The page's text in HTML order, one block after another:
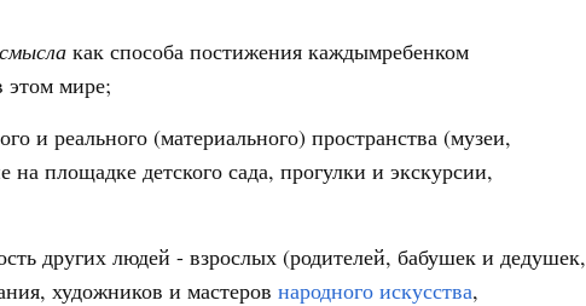
смысла как способа постижения каждымребенком
этом мире;
и реального (материального) пространства (музеи,
на площадке детского сада, прогулки и экскурсии,
других людей - взрослых (родителей, бабушек и дедушек,
художников и мастеров народного искусства,